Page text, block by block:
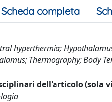
Scheda completa
hyperthermia;
Thermography; Body
dell'articolo (sola